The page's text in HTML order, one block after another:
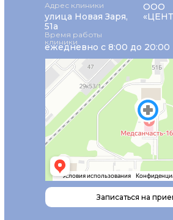
ежедневно с 8:00 до 20:00
Время работы
клиники
Адрес клиники
улица Новая Заря,
51а
ООО
Записаться на